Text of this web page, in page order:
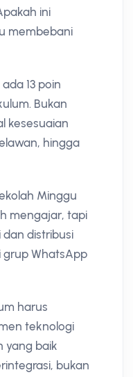
ini
membebani
13 poin
Bukan
kesesuaian
hingga
Minggu
mengajar, tapi
dan distribusi
grup WhatsApp
harus
teknologi
yang baik
bukan